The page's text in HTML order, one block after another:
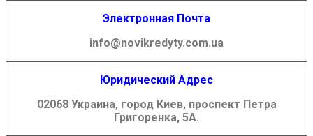
Электронная Почта
info@novikredyty.com.ua
Юридический Адрес
02068 Украина, город Киев, проспект Петра
Григоренка, 5А.